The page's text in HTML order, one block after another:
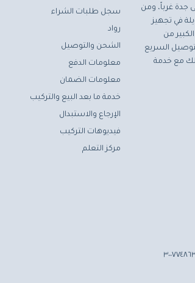
جدة غرباً، ومن
في تجهيز
من
السريع
مع خدمة
سجل طلبات الشراء
رواد
الشحن والتوصيل
معلومات الدفع
معلومات الضمان
خدمة ما بعد البيع والتركيب
الإرجاع والاستبدال
فيديوهات التركيب
مركز التعلم